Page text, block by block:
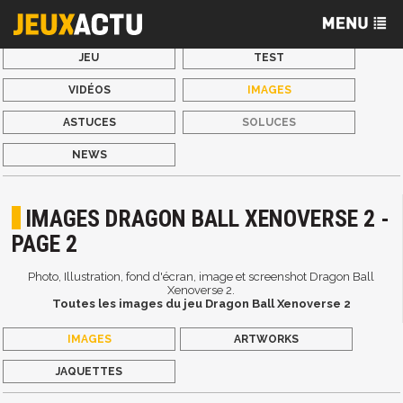
JEU TEST
VIDÉOS IMAGES
ASTUCES SOLUCES
NEWS
IMAGES DRAGON BALL XENOVERSE 2 -
PAGE 2
Photo, Illustration, fond d'écran, image et screenshot Dragon Ball
Xenoverse 2.
Toutes les images du jeu Dragon Ball Xenoverse 2
IMAGES ARTWORKS
JAQUETTES